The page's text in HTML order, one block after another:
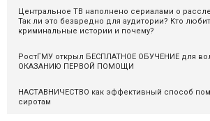
Центральное ТВ наполнено сериалами о
Так ли это безвредно для аудитории? Кто
криминальные истории и почему?
РостГМУ открыл БЕСПЛАТНОЕ ОБУЧЕНИЕ для
ОКАЗАНИЮ ПЕРВОЙ ПОМОЩИ
НАСТАВНИЧЕСТВО как эффективный способ
сиротам